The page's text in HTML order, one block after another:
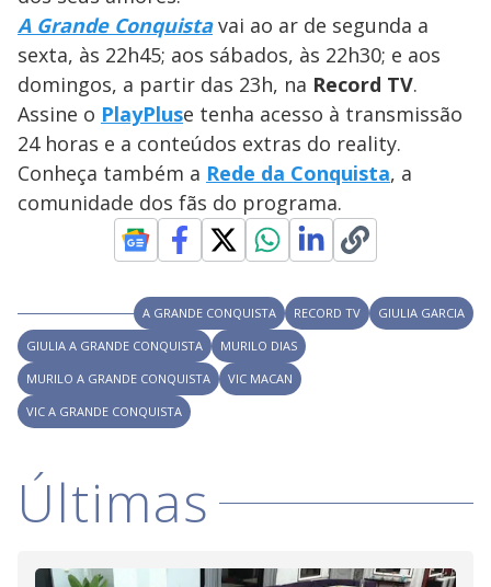
y
V
i
d
e
o
M
u
d
o
A Grande Conquistavai ao ar de segunda a
sexta, às 22h45; aos sábados, às 22h30; e aos
domingos, a partir das 23h, na Record TV.
Assine o PlayPluse tenha acesso à transmissão
24 horas e a conteúdos extras do reality.
Conheça também a Rede da Conquista, a
comunidade dos fãs do programa.
A GRANDE CONQUISTA RECORD TV
GIULIA GARCIA
GIULIA A GRANDE CONQUISTA
MURILO DIAS
MURILO A GRANDE CONQUISTA
VIC MACAN
VIC A GRANDE CONQUISTA
Últimas